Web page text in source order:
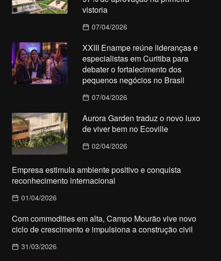
vistoria
07/04/2026
XXIII Enampe reúne lideranças e
especialistas em Curitiba para
debater o fortalecimento dos
pequenos negócios no Brasil
07/04/2026
Aurora Garden traduz o novo luxo
de viver bem no Ecoville
02/04/2026
Empresa estimula ambiente positivo e conquista
reconhecimento internacional
01/04/2026
Com commodities em alta, Campo Mourão vive novo
ciclo de crescimento e impulsiona a construção civil
31/03/2026